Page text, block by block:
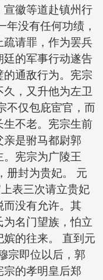
宣徽等道赴镇州行
年没有任何功绩，
请罪，作为罢兵
的军事行动遂告
通敌行为。宪宗
，又升他为左卫
不仅包庇宦官，而
生不老。宪宗生前
是驸马都尉郭
。宪宗为广陵王
册封为贵妃。 元
表三次请立贵妃
而没有允许。其
名门望族，怕立
的往来。 直到元
宗即位以后，郭
宗的孝明皇后郑